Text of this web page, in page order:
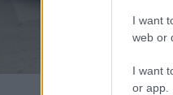
I want
web or
I want
or app.